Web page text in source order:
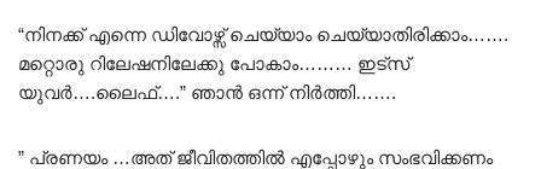
“നിനക്ക് എന്നെ ഡിവോഴ്സ് ചെയ്യാം ചെയ്യാതിരിക്കാം…….
മറ്റൊരു റിലേഷനിലേക്കു പോകാം……… ഇട്സ്
യുവർ….ലൈഫ്….” ഞാൻ ഒന്ന് നിർത്തി…….
” പ്രണയം …അത് ജീവിതത്തിൽ എപ്പോഴും സംഭവിക്കണം